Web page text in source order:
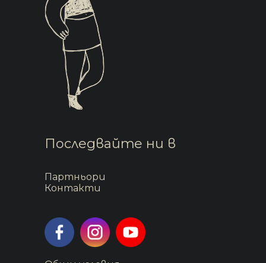
Последвайте ни в
Партньори
Контакти